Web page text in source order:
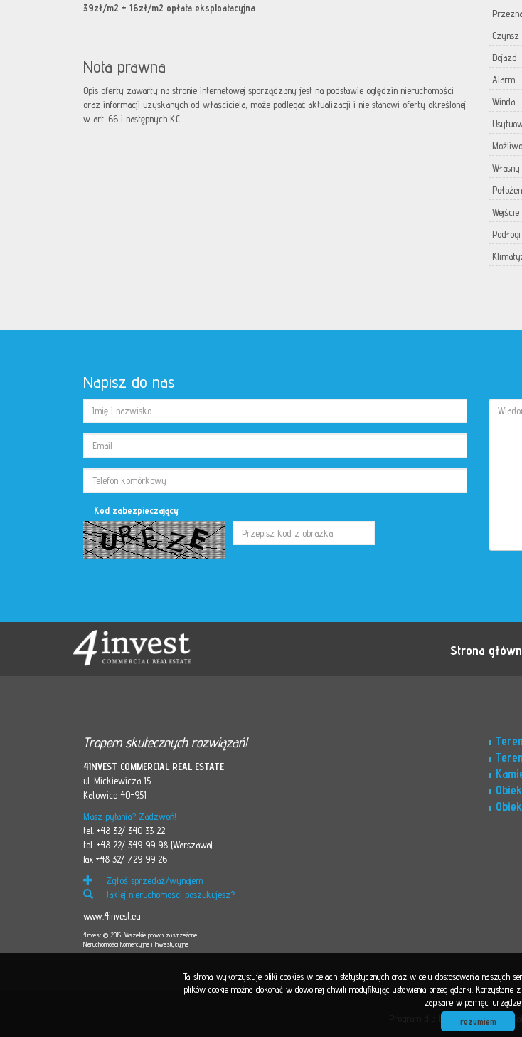
39zł/m2 + 16zł/m2 opłata eksploatacyjna
Nota prawna
Opis oferty zawarty na stronie internetowej sporządzany jest na podstawie oględzin nieruchomości
oraz informacji uzyskanych od właściciela, może podlegać aktualizacji i nie stanowi oferty określonej
w art. 66 i następnych K.C.
Dojazd
Alarm
Winda
Wejście
Podłogi
Napisz do nas
Kod zabezpieczający
Strona
Tropem skutecznych rozwiązań!
4INVEST COMMERCIAL REAL ESTATE
ul. Mickiewicza 15
Katowice 40-951
Masz pytania? Zadzwoń!
tel. +48 32/ 340 33 22
tel. +48 22/ 349 99 98 (Warszawa)
fax +48 32/ 729 99 26
Zgłoś sprzedaż/wynajem
Jakiej nieruchomości poszukujesz?
www.4invest.eu
4invest © 2015. Wszelkie prawa zastrzeżone
Nieruchomości Komercyjne i Inwestycyjne
Program dla biur nieruchomości
Ta strona wykorzystuje pliki cookies w celach statystycznych oraz w celu dostosowania naszych
plików cookie można dokonać w dowolnej chwili modyfikując ustawienia przeglądarki.
zapisane w pamięci
rozumiem